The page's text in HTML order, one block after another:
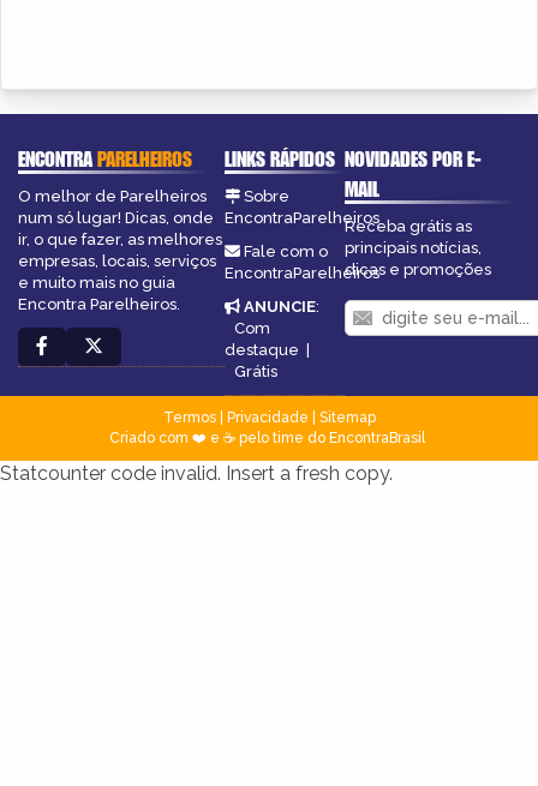
ENCONTRAPARELHEIROS
O melhor de Parelheiros
num só lugar! Dicas, onde
ir, o que fazer, as melhores
empresas, locais, serviços
e muito mais no guia
Encontra Parelheiros.
LINKS RÁPIDOS
Sobre
EncontraParelheiros
Fale com o
EncontraParelheiros
ANUNCIE:
Com
destaque
Grátis
NOVIDADES POR E-
MAIL
Receba grátis as
principais notícias,
dicas e promoções
Termos| Privacidade
Sitemap
Criado com ❤️ e ☕ pelo time do EncontraBrasil
Statcounter code invalid. Insert a fresh copy.